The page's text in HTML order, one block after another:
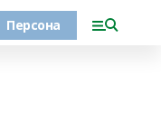
Персона